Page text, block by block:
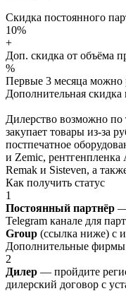
Скидка постоянного
10%
+
Доп. скидка от объёма
%
Первые 3 месяца можно
Дополнительная скидка
Дилерство возможно
закупает товары из-за
постпечатное
и Zemic, рентгенпленка
Remak и Sisteven, а
Как получить статус
1
Постоянный партнёр —
Telegram канале для
Group (ссылка ниже) с
Дополнительные фирмы
2
Дилер — пройдите
дилерский договор с